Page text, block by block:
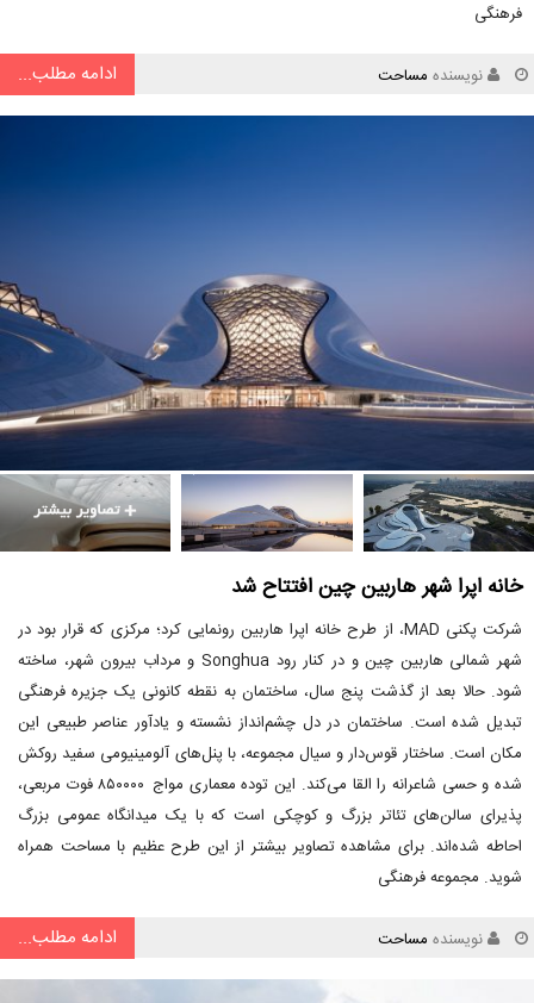
فرهنگی
نویسنده مساحت ادامه مطلب...
خانه اپرا شهر هاربین چین افتتاح شد
شرکت پکنی MAD، از طرح خانه اپرا هاربین رونمایی کرد؛ مرکزی که قرار بود در
شهر شمالی هاربین چین و در کنار رود Songhua و مرداب بیرون شهر، ساخته
شود. حالا بعد از گذشت پنج سال، ساختمان به نقطه کانونی یک جزیره فرهنگی
تبدیل شده است. ساختمان در دل چشم‌انداز نشسته و یادآور عناصر طبیعی این
مکان است. ساختار قوس‌دار و سیال مجموعه، با پنل‌های آلومینیومی سفید روکش
شده و حسی شاعرانه را القا می‌کند. این توده معماری مواج ۸۵۰۰۰۰ فوت مربعی،
پذیرای سالن‌های تئاتر بزرگ و کوچکی است که با یک میدانگاه عمومی بزرگ
احاطه شده‌اند. برای مشاهده تصاویر بیشتر از این طرح عظیم با مساحت همراه
شوید. مجموعه فرهنگی
نویسنده مساحت ادامه مطلب...